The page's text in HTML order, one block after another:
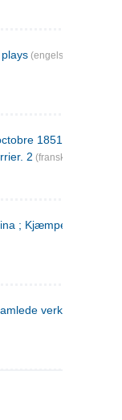
(engelsk)
1851) : Poèmes
2 (fransk)
; Kjæmpehøien ;
verker. 1